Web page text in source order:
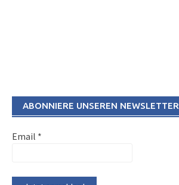
ABONNIERE UNSEREN NEWSLETTER
Email *